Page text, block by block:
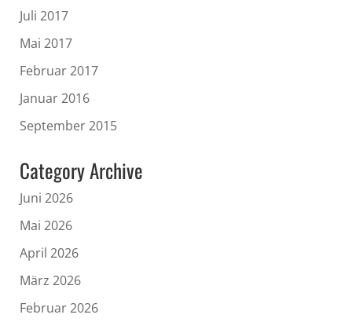
Juli 2017
Mai 2017
Februar 2017
Januar 2016
September 2015
Category Archive
Juni 2026
Mai 2026
April 2026
März 2026
Februar 2026